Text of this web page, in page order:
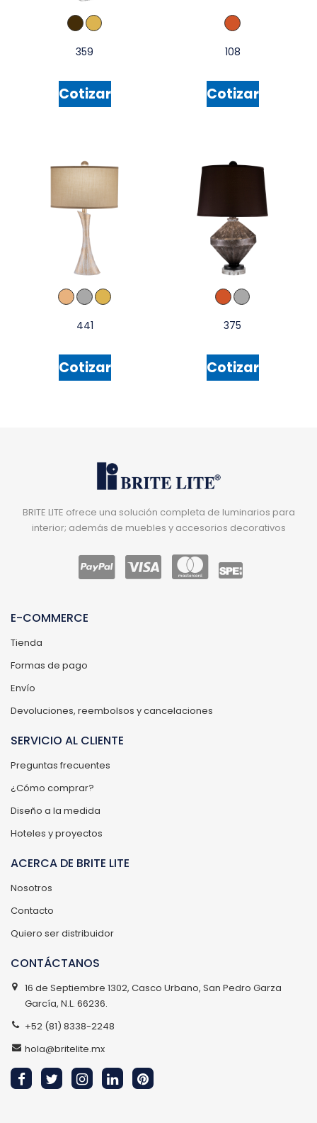
359
Cotizar
108
Cotizar
441
Cotizar
375
Cotizar
BRITE LITE ofrece una solución completa de luminarios para
interior; además de muebles y accesorios decorativos
E-COMMERCE
Tienda
Formas de pago
Envío
Devoluciones, reembolsos y cancelaciones
SERVICIO AL CLIENTE
Preguntas frecuentes
¿Cómo comprar?
Diseño a la medida
Hoteles y proyectos
ACERCA DE BRITE LITE
Nosotros
Contacto
Quiero ser distribuidor
CONTÁCTANOS
16 de Septiembre 1302, Casco Urbano, San Pedro Garza
García, N.L. 66236.
+52 (81) 8338-2248
hola@britelite.mx